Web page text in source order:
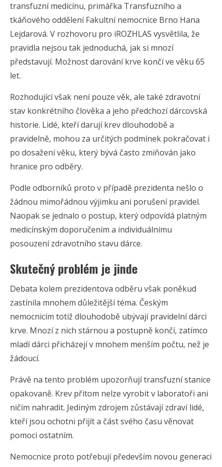
transfuzní medicínu, primářka Transfuzního a
tkáňového oddělení Fakultní nemocnice Brno Hana
Lejdarová. V rozhovoru pro iROZHLAS vysvětlila, že
pravidla nejsou tak jednoduchá, jak si mnozí
představují. Možnost darování krve končí ve věku 65
let.
Rozhodující však není pouze věk, ale také zdravotní
stav konkrétního člověka a jeho předchozí dárcovská
historie. Lidé, kteří darují krev dlouhodobě a
pravidelně, mohou za určitých podmínek pokračovat i
po dosažení věku, který bývá často zmiňován jako
hranice pro odběry.
Podle odborníků proto v případě prezidenta nešlo o
žádnou mimořádnou výjimku ani porušení pravidel.
Naopak se jednalo o postup, který odpovídá platným
medicínským doporučením a individuálnímu
posouzení zdravotního stavu dárce.
Skutečný problém je jinde
Debata kolem prezidentova odběru však poněkud
zastínila mnohem důležitější téma. Českým
nemocnicím totiž dlouhodobě ubývají pravidelní dárci
krve. Mnozí z nich stárnou a postupně končí, zatímco
mladí dárci přicházejí v mnohem menším počtu, než je
žádoucí.
Právě na tento problém upozorňují transfuzní stanice
opakovaně. Krev přitom nelze vyrobit v laboratoři ani
ničím nahradit. Jediným zdrojem zůstávají zdraví lidé,
kteří jsou ochotni přijít a část svého času věnovat
pomoci ostatním.
Nemocnice proto potřebují především novou generaci